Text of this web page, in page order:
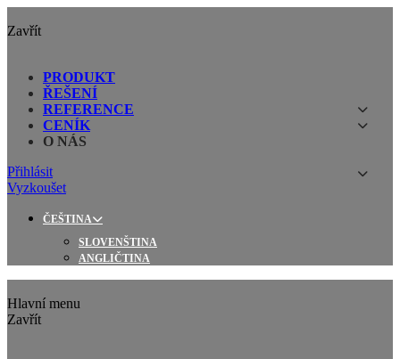
Zavřít
PRODUKT
ŘEŠENÍ
REFERENCE
CENÍK
O NÁS
Přihlásit
Vyzkoušet
ČEŠTINA
SLOVENŠTINA
ANGLIČTINA
Hlavní menu
Zavřít